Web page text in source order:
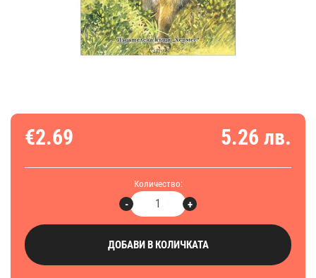
€2.69 5.26 лв.
Количество:
+
-
ДОБАВИ В КОЛИЧКАТА